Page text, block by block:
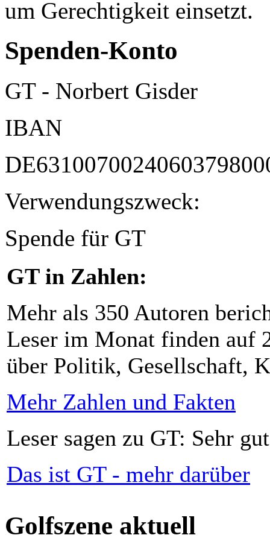
um Gerechtigkeit einsetzt.
Spenden-Konto
GT - Norbert Gisder
IBAN
Verwendungszweck:
Spende für GT
GT in Zahlen:
Mehr als 350 Autoren
Leser im Monat finden auf
über Politik, Gesellschaft,
Mehr Zahlen und Fakten
Leser sagen zu GT: Sehr
Das ist GT - mehr darüber
Golfszene aktuell